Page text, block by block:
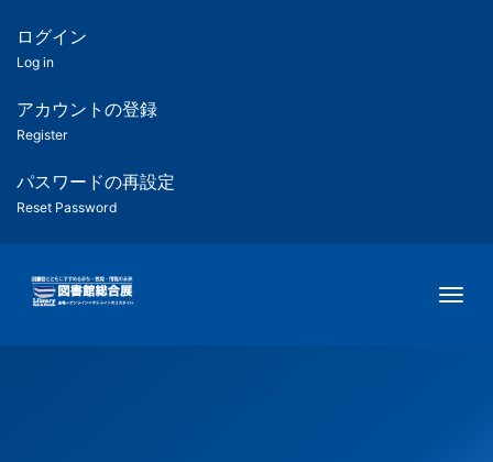
ツ
匿
名
ユ
ー
ー
用
メ
ログイン
Log in
アカウントの登録
Register
パスワードの再設定
Reset Password